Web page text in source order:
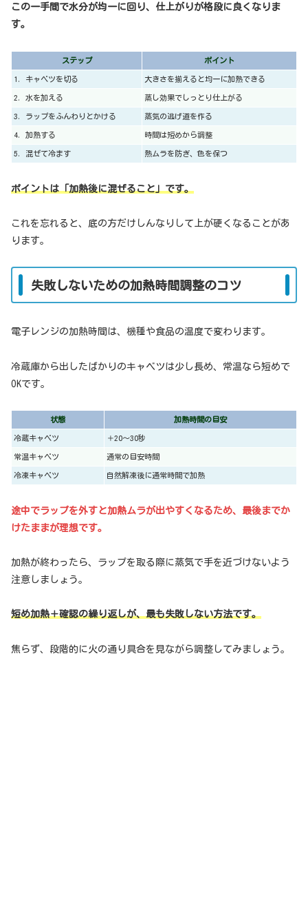
この一手間で水分が均一に回り、仕上がりが格段に良くなりま
す。
ステップ ポイント
1. キャベツを切る 大きさを揃えると均一に加熱できる
2. 水を加える 蒸し効果でしっとり仕上がる
3. ラップをふんわりとかける 蒸気の逃げ道を作る
4. 加熱する 時間は短めから調整
5. 混ぜて冷ます 熱ムラを防ぎ、色を保つ
ポイントは「加熱後に混ぜること」です。
これを忘れると、底の方だけしんなりして上が硬くなることがあ
ります。
失敗しないための加熱時間調整のコツ
電子レンジの加熱時間は、機種や食品の温度で変わります。
冷蔵庫から出したばかりのキャベツは少し長め、常温なら短めで
OKです。
状態 加熱時間の目安
冷蔵キャベツ ＋20〜30秒
常温キャベツ 通常の目安時間
冷凍キャベツ 自然解凍後に通常時間で加熱
途中でラップを外すと加熱ムラが出やすくなるため、最後までか
けたままが理想です。
加熱が終わったら、ラップを取る際に蒸気で手を近づけないよう
注意しましょう。
短め加熱＋確認の繰り返しが、最も失敗しない方法です。
焦らず、段階的に火の通り具合を見ながら調整してみましょう。